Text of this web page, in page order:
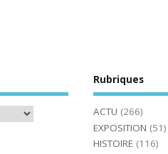
Rubriques
ACTU (266)
EXPOSITION (51)
HISTOIRE(116)